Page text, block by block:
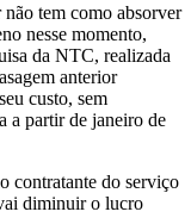
tem como absorver
nesse momento,
da NTC, realizada
anterior
custo, sem
a partir de janeiro de
contratante do serviço
diminuir o lucro